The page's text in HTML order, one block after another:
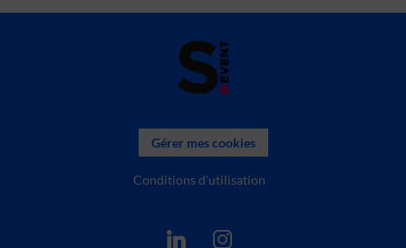
Gérer mes cookies
Conditions d'utilisation